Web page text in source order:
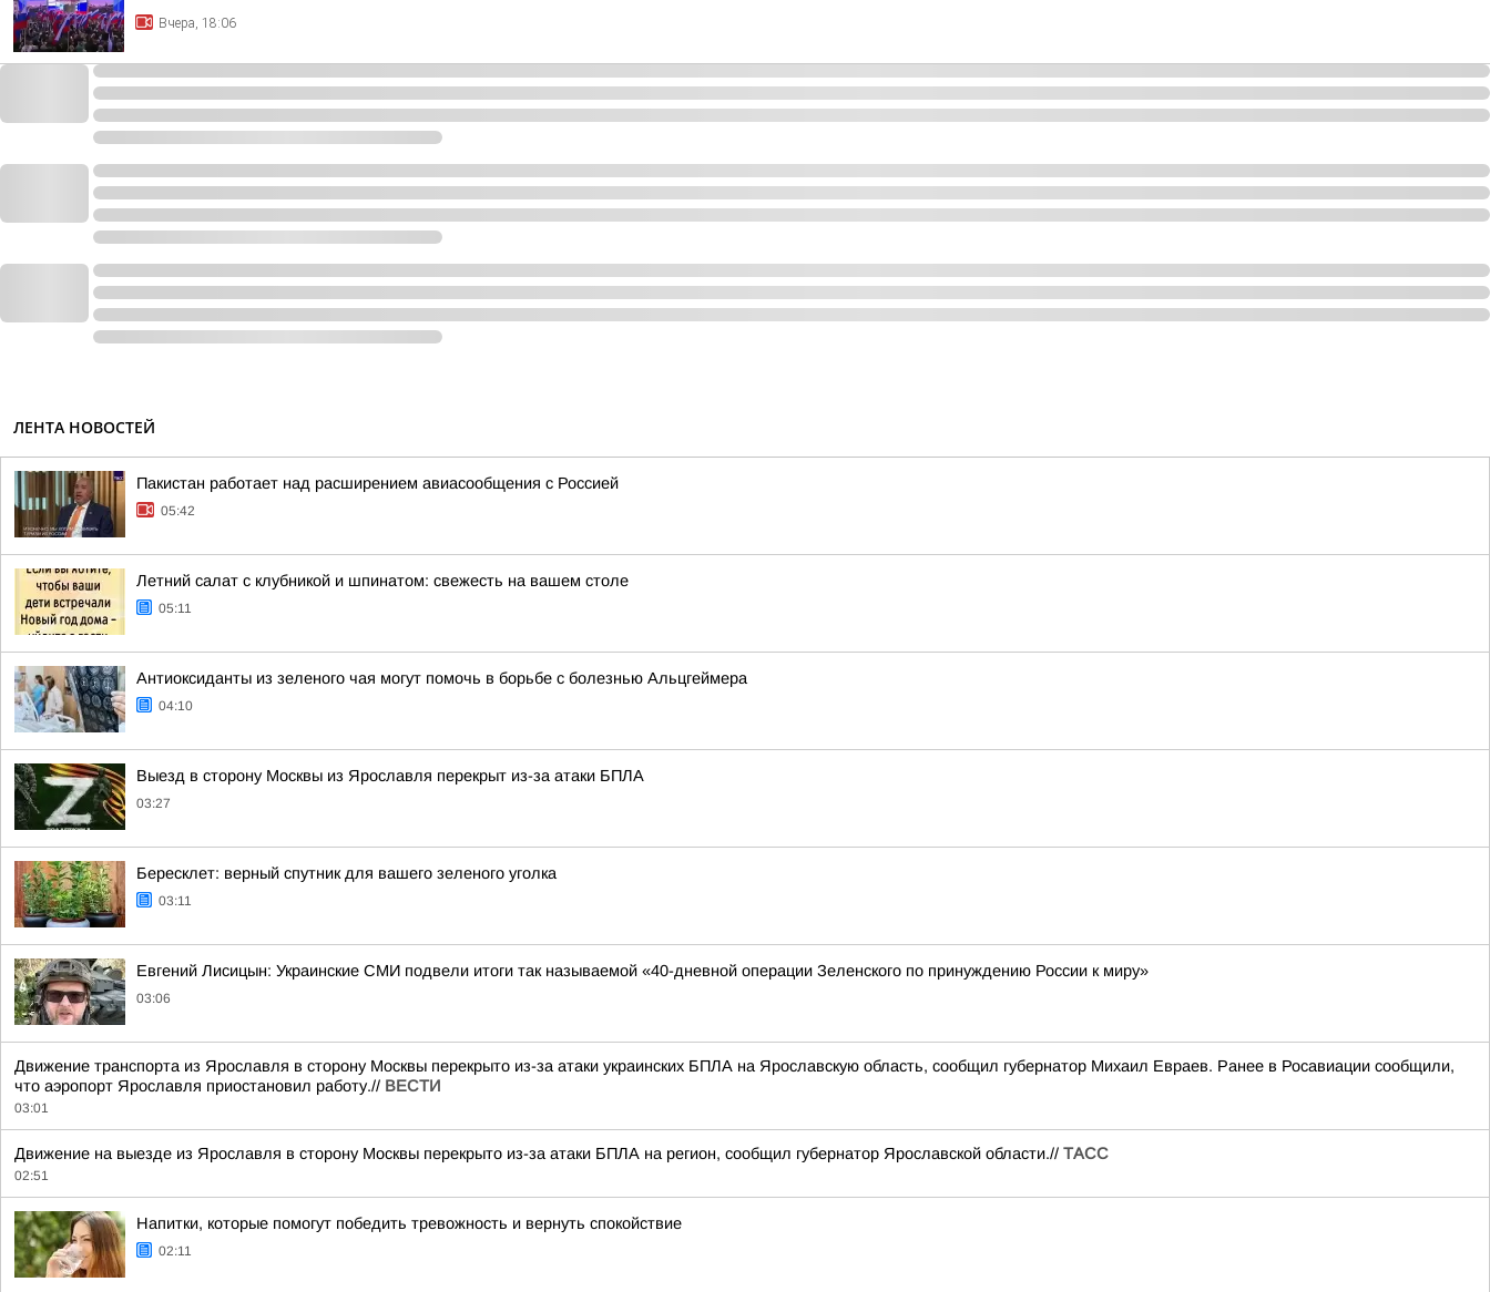
Вчера, 18:06
ЛЕНТА НОВОСТЕЙ
Пакистан работает над расширением авиасообщения с Россией
05:42
Летний салат с клубникой и шпинатом: свежесть на вашем столе
05:11
Антиоксиданты из зеленого чая могут помочь в борьбе с болезнью Альцгеймера
04:10
Выезд в сторону Москвы из Ярославля перекрыт из-за атаки БПЛА
03:27
Бересклет: верный спутник для вашего зеленого уголка
03:11
Евгений Лисицын: Украинские СМИ подвели итоги так называемой «40-дневной операции Зеленского по принуждению России к миру»
03:06
Движение транспорта из Ярославля в сторону Москвы перекрыто из-за атаки украинских БПЛА на Ярославскую область, сообщил губернатор Михаил Евраев. Ранее в Росавиации сообщили,
что аэропорт Ярославля приостановил работу.// ВЕСТИ
03:01
Движение на выезде из Ярославля в сторону Москвы перекрыто из-за атаки БПЛА на регион, сообщил губернатор Ярославской области.// ТАСС
02:51
Напитки, которые помогут победить тревожность и вернуть спокойствие
02:11